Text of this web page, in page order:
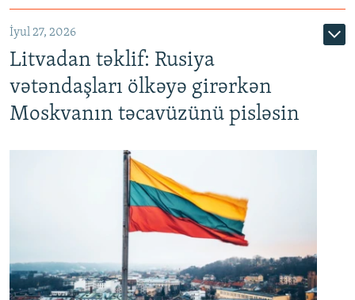
İyul 27, 2026
Litvadan təklif: Rusiya
vətəndaşları ölkəyə girərkən
Moskvanın təcavüzünü pisləsin